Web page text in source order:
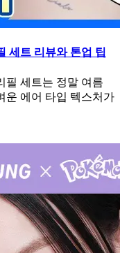
세트 리뷰와 톤업 팁
필 세트는 정말 여름
운 에어 타입 텍스처가